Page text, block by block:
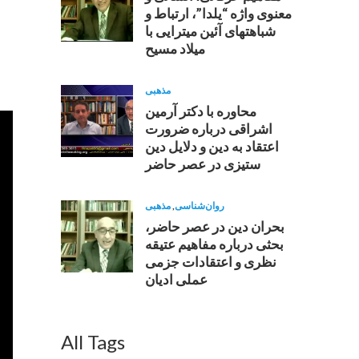
معنوى واژه “يلدا”، ارتباط و
شباهتهاى آئين ميترايی با
ميلاد مسيح
مذهبی
محاوره با دکتر آرمین
اشراقى درباره ضرورت
اعتقاد به دين و دلايل دين
ستيزى در عصر حاضر
روان‌شناسی,مذهبی
بحران دین در عصر حاضر،
بحثی درباره مفاهیم عتیقه
نظری و اعتقادات جزمی
عملی ادیان
All Tags